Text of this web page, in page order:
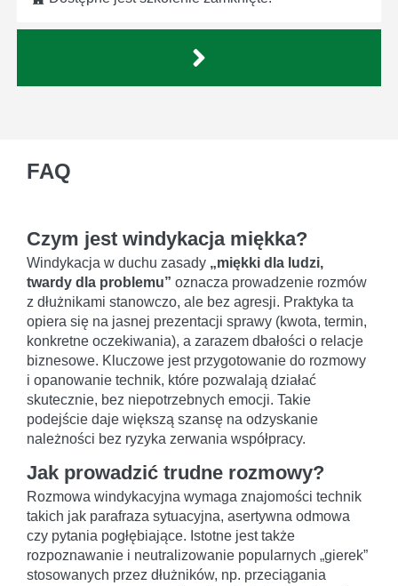
FAQ
Czym jest windykacja miękka?
Windykacja w duchu zasady „miękki dla ludzi,
twardy dla problemu” oznacza prowadzenie rozmów
z dłużnikami stanowczo, ale bez agresji. Praktyka ta
opiera się na jasnej prezentacji sprawy (kwota, termin,
konkretne oczekiwania), a zarazem dbałości o relacje
biznesowe. Kluczowe jest przygotowanie do rozmowy
i opanowanie technik, które pozwalają działać
skutecznie, bez niepotrzebnych emocji. Takie
podejście daje większą szansę na odzyskanie
należności bez ryzyka zerwania współpracy.
Jak prowadzić trudne rozmowy?
Rozmowa windykacyjna wymaga znajomości technik
takich jak parafraza sytuacyjna, asertywna odmowa
czy pytania pogłębiające. Istotne jest także
rozpoznawanie i neutralizowanie popularnych „gierek”
stosowanych przez dłużników, np. przeciągania